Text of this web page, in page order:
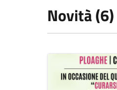
Novità (6)